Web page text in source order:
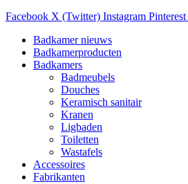
Facebook X (Twitter) Instagram Pinterest
Badkamer nieuws
Badkamerproducten
Badkamers
Badmeubels
Douches
Keramisch sanitair
Kranen
Ligbaden
Toiletten
Wastafels
Accessoires
Fabrikanten